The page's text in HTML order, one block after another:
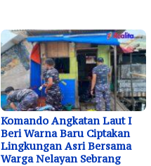
Komando Angkatan Laut I
Beri Warna Baru Ciptakan
Lingkungan Asri Bersama
Warga Nelayan Sebrang